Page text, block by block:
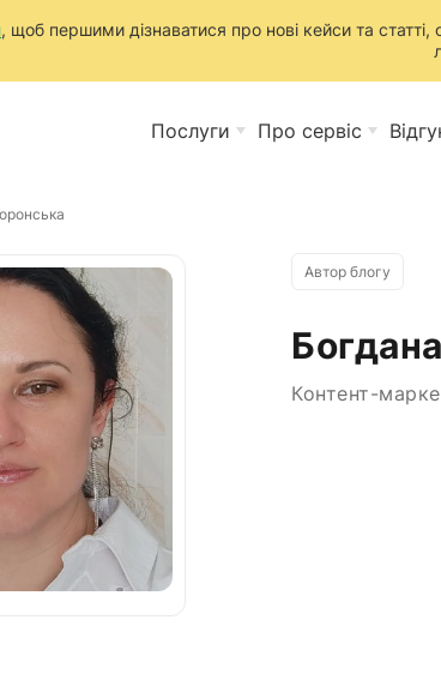
, щоб першими дізнаватися про нові кейси та статті,
Послуги Про сервіс
Автор блогу
Контент-